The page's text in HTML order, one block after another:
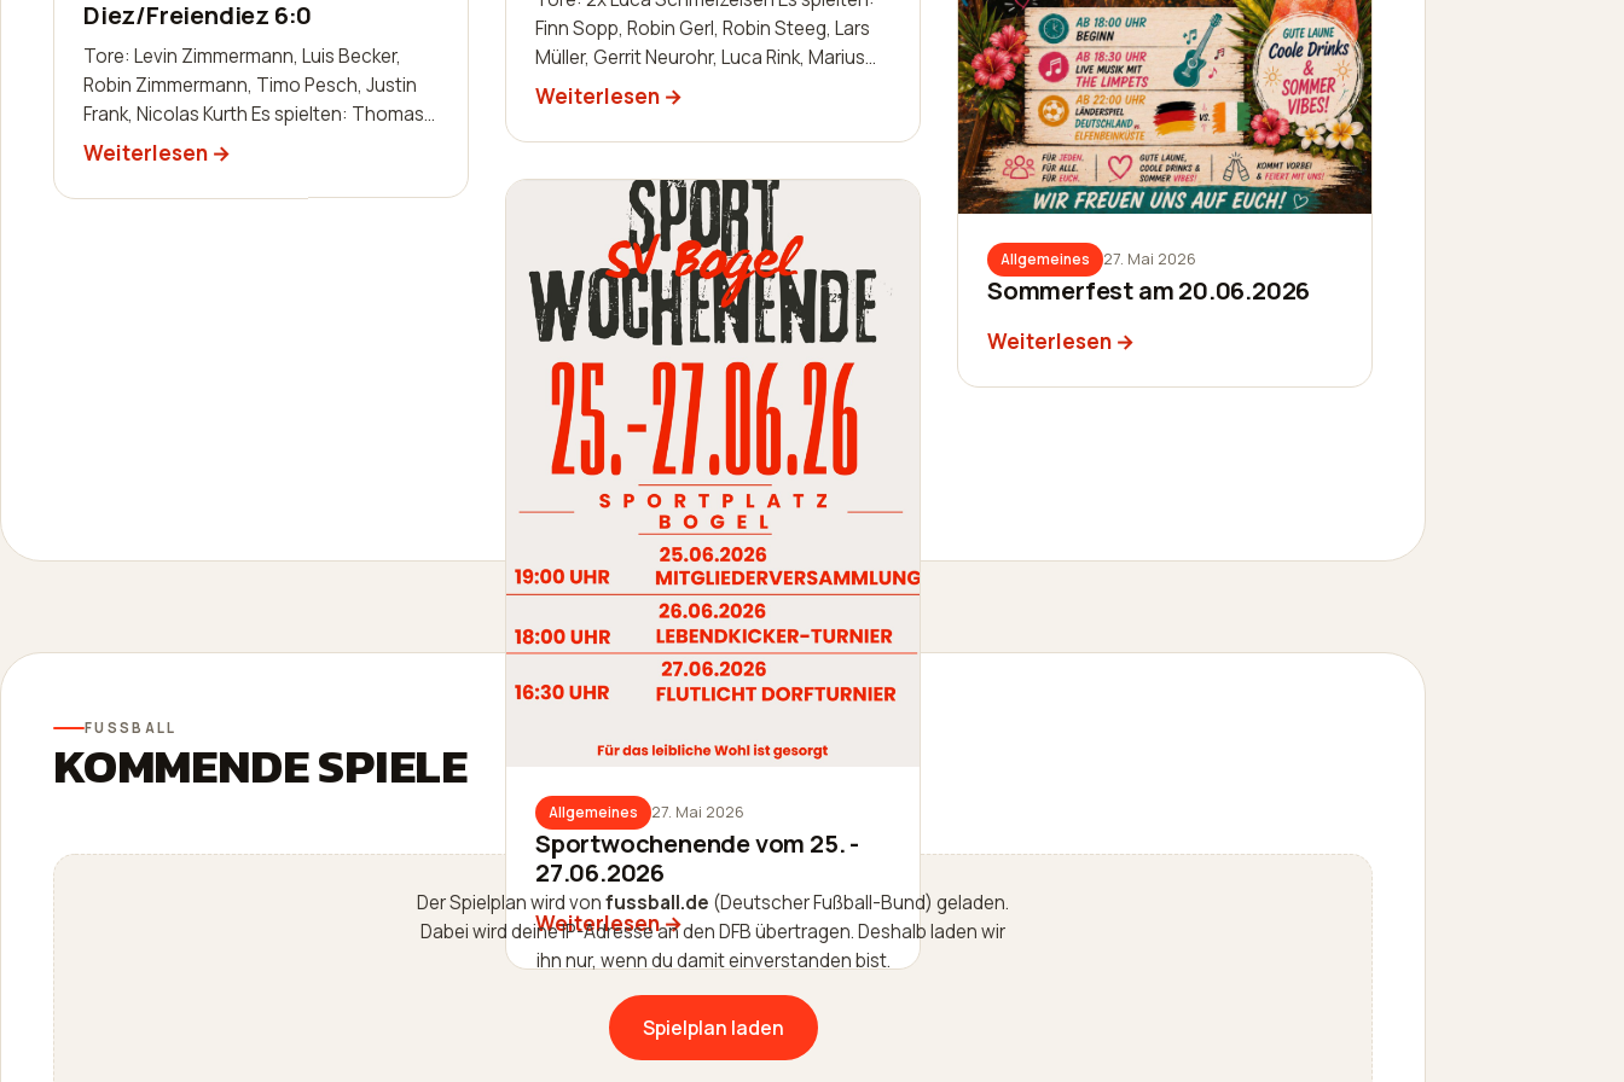
Finn Sopp, Robin Gerl, Robin Steeg, Lars
Müller, Gerrit Neurohr, Luca Rink, Marius
Kunz, Manuel Häuser, Lukas Schleis,…
Weiterlesen
Diez/Freiendiez 6:0
Tore: Levin Zimmermann, Luis Becker,
Robin Zimmermann, Timo Pesch, Justin
Frank, Nicolas Kurth Es spielten: Thomas
Dreger, Andre Dillenberger, Sascha
Weiterlesen
Allgemeines 27. Mai 2026
Sommerfest am 20.06.2026
Weiterlesen
Allgemeines 27. Mai 2026
Sportwochenende vom 25. -
27.06.2026
Weiterlesen
FUSSBALL
KOMMENDE SPIELE
Der Spielplan wird vonfussball.de (Deutscher Fußball-Bund) geladen.
Dabei wird deine IP-Adresse an den DFB übertragen. Deshalb laden wir
ihn nur, wenn du damit einverstanden bist.
Spielplan laden